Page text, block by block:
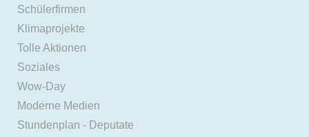
Schülerfirmen
Klimaprojekte
Tolle Aktionen
Soziales
Wow-Day
Moderne Medien
Stundenplan - Deputate